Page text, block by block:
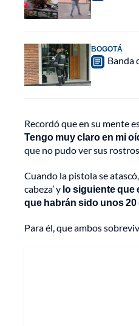
BOGOTÁ
Banda
Recordó que en su mente
Tengo muy claro en mi
que no pudo ver sus
Cuando la pistola se
cabeza’ y lo siguiente que
que habrán sido unos
Para él, que ambos